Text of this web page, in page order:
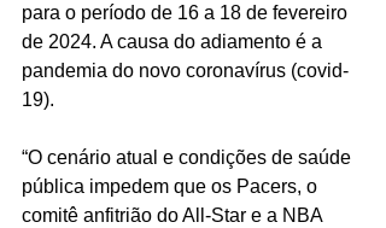
para o período de 16 a 18 de fevereiro
de 2024. A causa do adiamento é a
pandemia do novo coronavírus (covid-
19).
“O cenário atual e condições de saúde
pública impedem que os Pacers, o
comitê anfitrião do All-Star e a NBA